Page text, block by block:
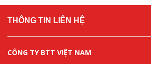
THÔNG TIN LIÊN HỆ
CÔNG TY BTT VIỆT NAM